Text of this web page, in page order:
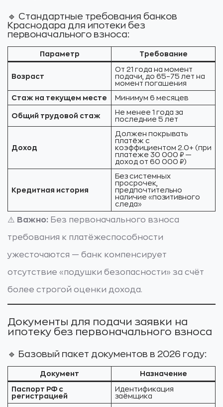
🔹 Стандартные требования банков
Краснодара для ипотеки без
первоначального взноса:
Параметр Требование
Возраст
От 21 года на момент
подачи, до 65–75 лет на
момент погашения
Стаж на текущем месте Минимум 6 месяцев
Общий трудовой стаж
Не менее 1 года за
последние 5 лет
Доход
Должен покрывать
платёж с
коэффициентом 2.0+ (при
платеже 30 000 ₽ —
доход от 60 000 ₽)
Кредитная история
Без системных
просрочек,
предпочтительно
наличие «позитивного
следа»
⚠️ Важно: Без первоначального взноса
требования к платёжеспособности
ужесточаются — банк компенсирует
отсутствие «подушки безопасности» за счёт
более строгой оценки дохода.
Документы для подачи заявки на
ипотеку без первоначального взноса
🔹 Базовый пакет документов в 2026 году:
Документ Назначение
Паспорт РФ с
регистрацией
Идентификация
заёмщика